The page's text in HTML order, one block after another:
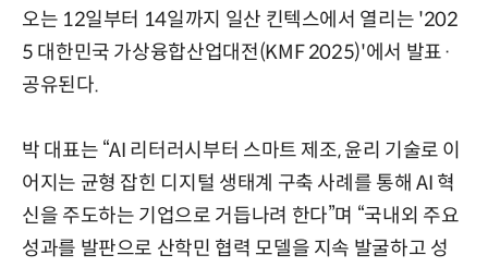
오는 12일부터 14일까지 일산 킨텍스에서 열리는 '202
5 대한민국 가상융합산업대전(KMF 2025)'에서 발표·
공유된다.
박 대표는 “AI 리터러시부터 스마트 제조, 윤리 기술로 이
어지는 균형 잡힌 디지털 생태계 구축 사례를 통해 AI 혁
신을 주도하는 기업으로 거듭나려 한다”며 “국내외 주요
성과를 발판으로 산학민 협력 모델을 지속 발굴하고 성